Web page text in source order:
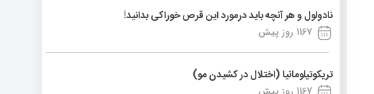
نادولول و هر آنچه باید درمورد این قرص خوراکی بدانید!
1167 روز پیش
تریکوتیلومانیا (اختلال در کشیدن مو)